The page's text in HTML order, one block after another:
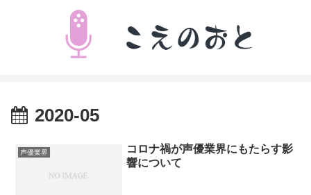
2020-05
声優業界
コロナ禍が声優業界にもたらす影
響について